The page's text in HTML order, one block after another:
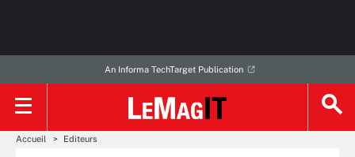
An Informa TechTarget Publication
Accueil Editeurs